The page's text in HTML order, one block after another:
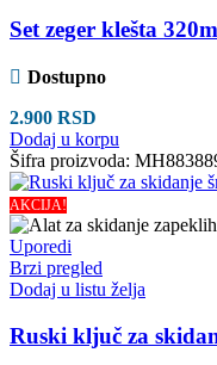
Set zeger klešta
Dostupno
2.900 RSD
Dodaj u korpu
Šifra proizvoda:
AKCIJA!
Uporedi
Brzi pregled
Dodaj u listu želja
Ruski ključ za